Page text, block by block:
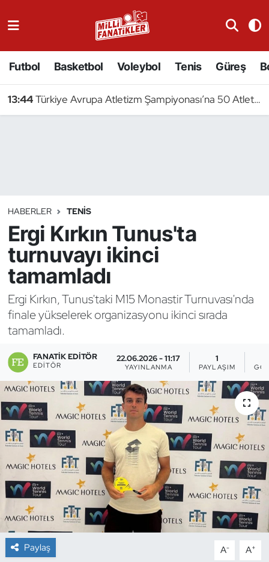
Futbol Basketbol Voleybol Tenis Güreş
13:44Türkiye Avrupa Atletizm Şampiyonası’na 50 Atletle Gidiyor
HABERLER TENIS
Ergi Kırkın Tunus'ta
turnuvayı ikinci
tamamladı
Ergi Kırkın, Tunus'taki M15 Monastir Turnuvası'nda
finale yükselerek organizasyonu ikinci sırada
tamamladı.
FANATIK EDITÖR
EDITÖR
22.06.2026 - 11:17
YAYINLANMA
1
PAYLAŞIM
Paylaş A- A+
Badminton
Binicilik
Bisiklet
Boks
Briç
Buz Hokeyi
Buz Pateni
Çim Hokeyi
Cimnastik
Curling
Dağcılık